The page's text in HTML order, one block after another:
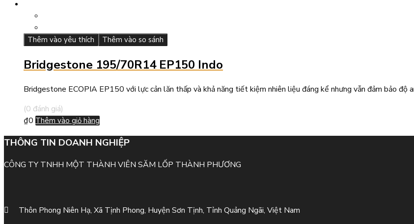
Thêm vào yêu thích Thêm vào so sánh
Bridgestone 195/70R14 EP150 Indo
Bridgestone ECOPIA EP150 với lực cản lăn thấp và khả năng tiết kiệm nhiên liệu đáng kể nhưng vẫn đảm bảo
(0 đánh giá)
₫0 Thêm vào giỏ hàng
THÔNG TIN DOANH NGHIỆP
CÔNG TY TNHH MỘT THÀNH VIÊN SĂM LỐP THÀNH PHƯƠNG
Thôn Phong Niên Hạ, Xã Tịnh Phong, Huyện Sơn Tịnh, Tỉnh Quảng Ngãi, Việt Nam